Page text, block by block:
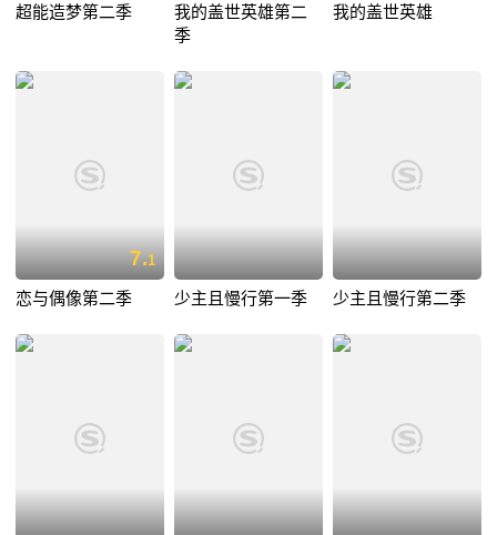
超能造梦第二季
我的盖世英雄第二
季
我的盖世英雄
7.1
恋与偶像第二季 少主且慢行第一季 少主且慢行第二季